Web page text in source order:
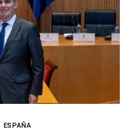
ESPAÑA